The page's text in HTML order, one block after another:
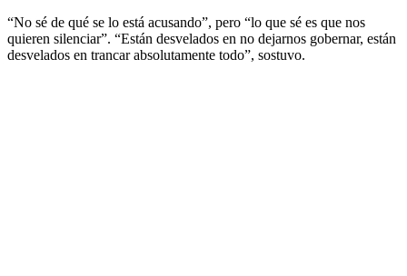
“No sé de qué se lo está acusando”, pero “lo que sé es que nos
quieren silenciar”. “Están desvelados en no dejarnos gobernar, están
desvelados en trancar absolutamente todo”, sostuvo.